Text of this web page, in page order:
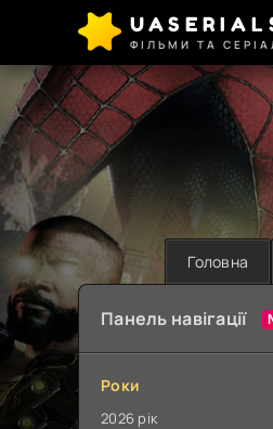
ФІЛЬМИ ТА
Головна
Панель навігації
Роки
2026 рік